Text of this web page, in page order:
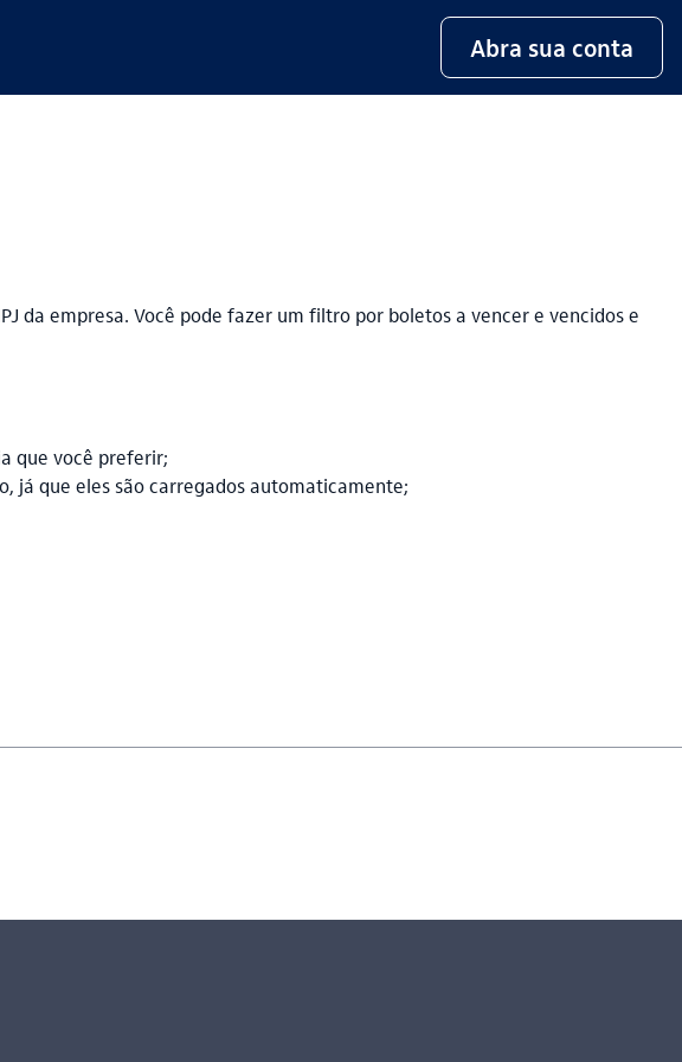
Abra sua conta
da empresa. Você pode fazer um filtro por boletos a vencer e vencidos e
que você preferir;
já que eles são carregados automaticamente;